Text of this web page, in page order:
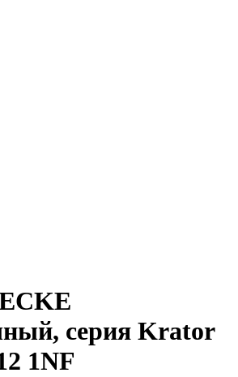
серия Krator
1NF